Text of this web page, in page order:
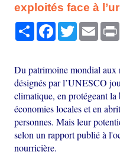
exploités face à
PartagerFacebook
TwitterEmail
Du patrimoine mondial aux
désignés par l’UNESCO
climatique, en protégeant
économies locales et en
personnes. Mais leur
selon un rapport publié à
nourricière.